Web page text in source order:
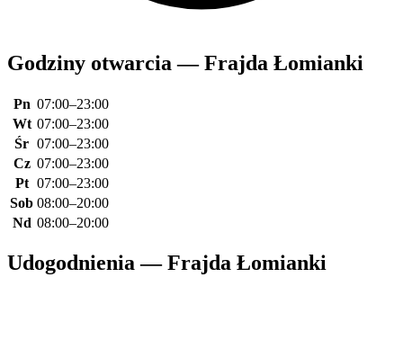
Godziny otwarcia — Frajda Łomianki
Pn 07:00–23:00
Wt 07:00–23:00
Śr 07:00–23:00
Cz 07:00–23:00
Pt 07:00–23:00
Sob 08:00–20:00
Nd 08:00–20:00
Udogodnienia — Frajda Łomianki